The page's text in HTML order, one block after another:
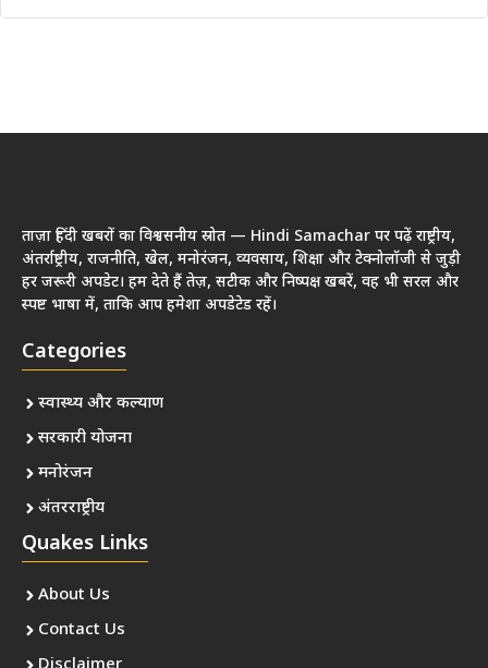
ताज़ा हिंदी खबरों का विश्वसनीय स्रोत — Hindi Samachar पर पढ़ें राष्ट्रीय,
अंतर्राष्ट्रीय, राजनीति, खेल, मनोरंजन, व्यवसाय, शिक्षा और टेक्नोलॉजी से जुड़ी
हर जरूरी अपडेट। हम देते हैं तेज़, सटीक और निष्पक्ष खबरें, वह भी सरल और
स्पष्ट भाषा में, ताकि आप हमेशा अपडेटेड रहें।
Categories
स्वास्थ्य और कल्याण
सरकारी योजना
मनोरंजन
अंतरराष्ट्रीय
Quakes Links
About Us
Contact Us